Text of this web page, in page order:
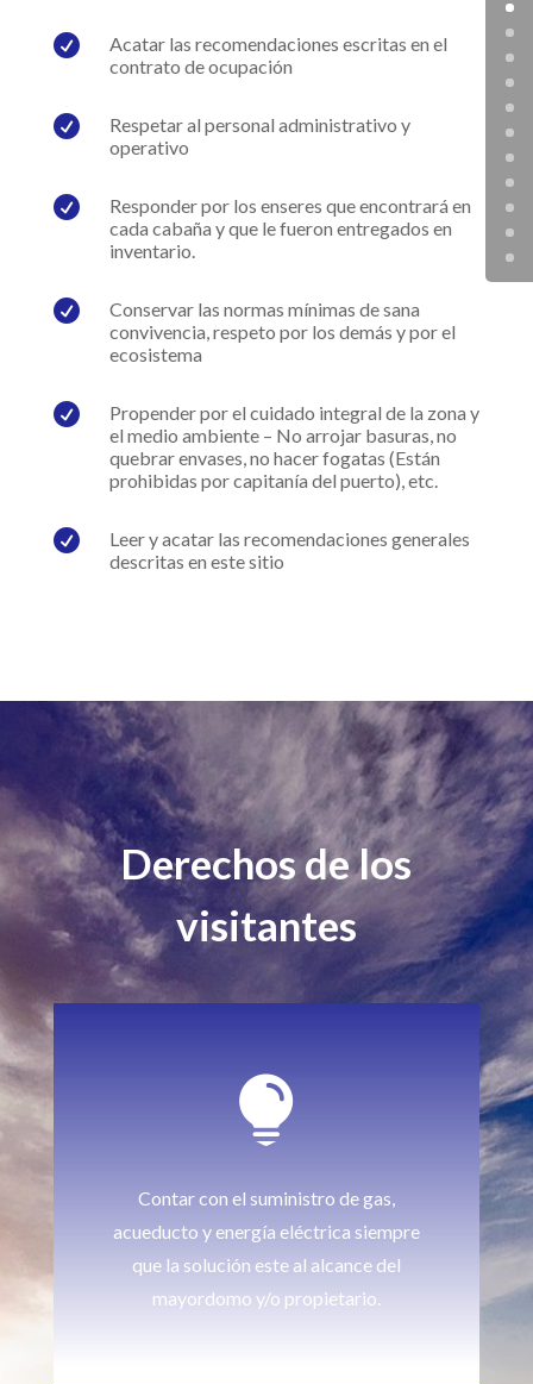

Acatar las recomendaciones escritas en el
contrato de ocupación

Respetar al personal administrativo y
operativo

Responder por los enseres que encontrará en
cada cabaña y que le fueron entregados en
inventario.

Conservar las normas mínimas de sana
convivencia, respeto por los demás y por el
ecosistema

Propender por el cuidado integral de la zona y
el medio ambiente – No arrojar basuras, no
quebrar envases, no hacer fogatas (Están
prohibidas por capitanía del puerto), etc.

Leer y acatar las recomendaciones generales
descritas en este sitio
Derechos de los
visitantes

Contar con el suministro de gas,
acueducto y energía eléctrica siempre
que la solución este al alcance del
mayordomo y/o propietario.